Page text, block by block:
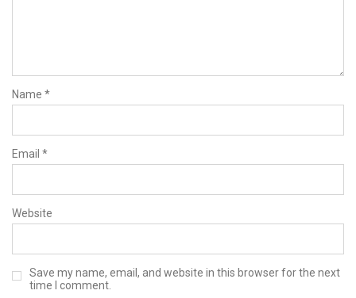
Name *
Email *
Website
Save my name, email, and website in this browser for the next
time I comment.